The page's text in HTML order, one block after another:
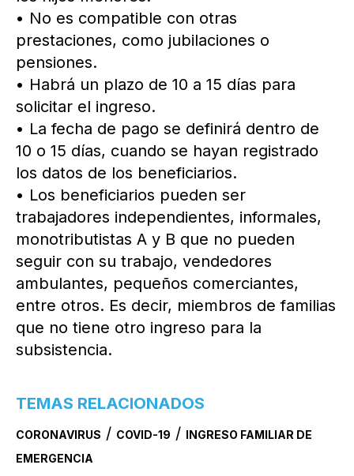
• No es compatible con otras
prestaciones, como jubilaciones o
pensiones.
• Habrá un plazo de 10 a 15 días para
solicitar el ingreso.
• La fecha de pago se definirá dentro de
10 o 15 días, cuando se hayan registrado
los datos de los beneficiarios.
• Los beneficiarios pueden ser
trabajadores independientes, informales,
monotributistas A y B que no pueden
seguir con su trabajo, vendedores
ambulantes, pequeños comerciantes,
entre otros. Es decir, miembros de familias
que no tiene otro ingreso para la
subsistencia.
TEMAS RELACIONADOS
CORONAVIRUS / COVID-19 / INGRESO FAMILIAR DE
EMERGENCIA